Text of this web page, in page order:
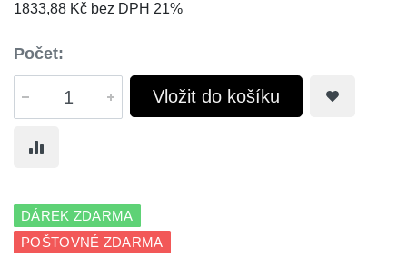
1833,88 Kč bez DPH 21%
Počet:
Vložit do košíku
DÁREK ZDARMA
POŠTOVNÉ ZDARMA